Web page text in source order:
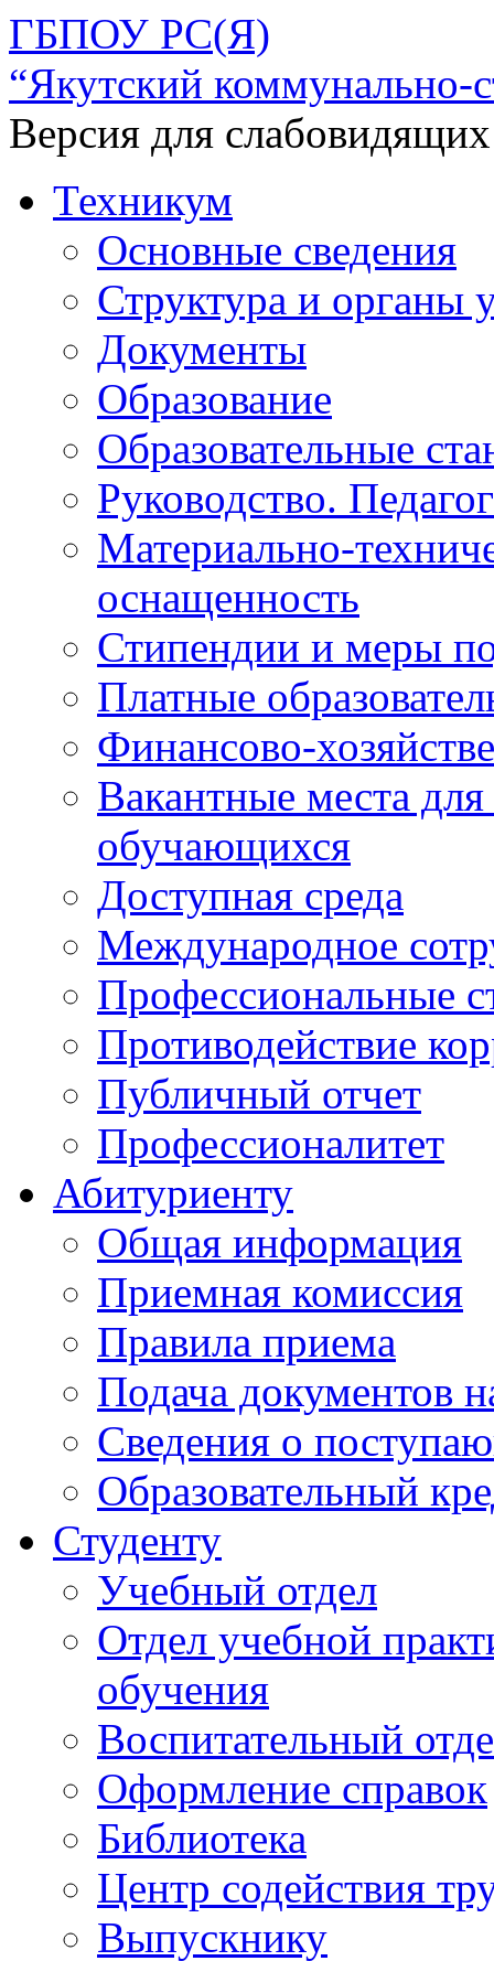
ГБПОУ РС(Я)
“Якутский коммунально-
Версия для слабовидящих
Техникум
Основные сведения
Структура и органы
Документы
Образование
Образовательные
Руководство.
Материально-
оснащенность
Стипендии и меры
Платные
Финансово-
Вакантные места
обучающихся
Доступная среда
Международное
Профессиональные
Противодействие
Публичный отчет
Профессионалитет
Абитуриенту
Общая информация
Приемная комиссия
Правила приема
Подача документов
Сведения о
Образовательный
Студенту
Учебный отдел
Отдел учебной
обучения
Воспитательный
Оформление справок
Библиотека
Центр содействия
Выпускнику